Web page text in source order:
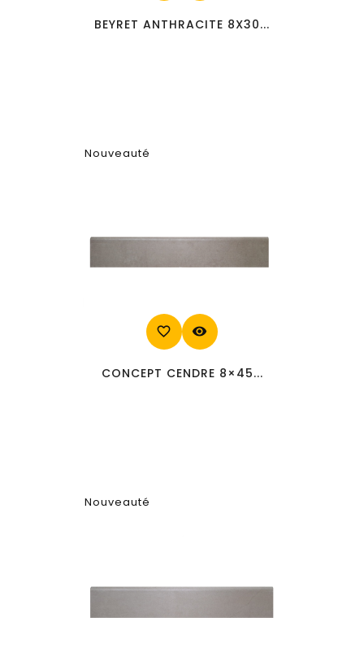
BEYRET ANTHRACITE 8X30...
Nouveauté
favorite_border visibility
CONCEPT CENDRE 8×45...
Nouveauté